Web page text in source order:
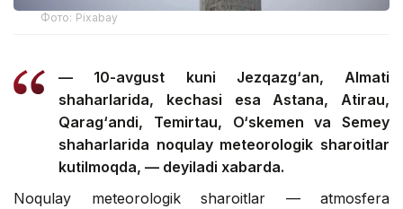
Фото: Pixabay
— 10-avgust kuni Jezqazg‘an, Almati
shaharlarida, kechasi esa Astana, Atirau,
Qarag‘andi, Temirtau, O‘skemen va Semey
shaharlarida noqulay meteorologik sharoitlar
kutilmoqda, — deyiladi xabarda.
Noqulay meteorologik sharoitlar — atmosfera